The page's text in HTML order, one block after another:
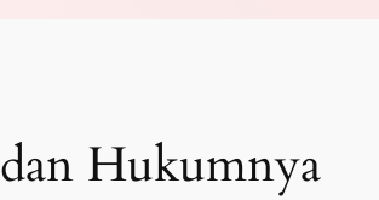
Hukumnya